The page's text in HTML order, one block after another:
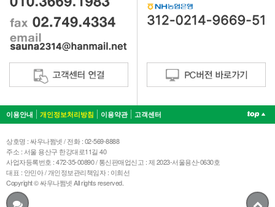
이용안내 개인정보처리방침 이용약관 고객센터
상호명 : 싸우나쩜넷 / 전화 : 02-569-8888
주소 : 서울 용산구 한강대로11길 40
사업자등록번호 : 472-35-00890 / 통신판매업신고 : 제 2023-서울용산-0630호
대표 : 안민아 / 개인정보관리책임자 : 이희선
Copyright © 싸우나쩜넷 All rights reserved.